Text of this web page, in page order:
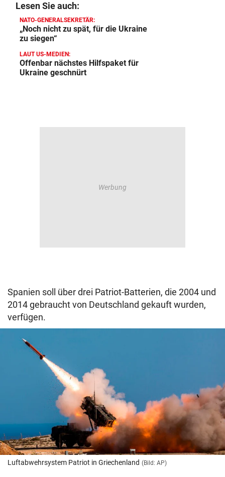
Lesen Sie auch:
NATO-GENERALSEKRETÄR:
„Noch nicht zu spät, für die Ukraine
zu siegen“
LAUT US-MEDIEN:
Offenbar nächstes Hilfspaket für
Ukraine geschnürt
Spanien soll über drei Patriot-Batterien, die 2004 und
2014 gebraucht von Deutschland gekauft wurden,
verfügen.
Luftabwehrsystem Patriot in Griechenland (Bild: AP)